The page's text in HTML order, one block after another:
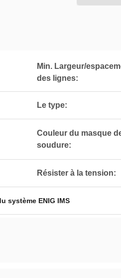
Min. Largeur/
des lignes:
Le type:
Couleur du masque
soudure:
Résister à la tension:
système ENIG IMS